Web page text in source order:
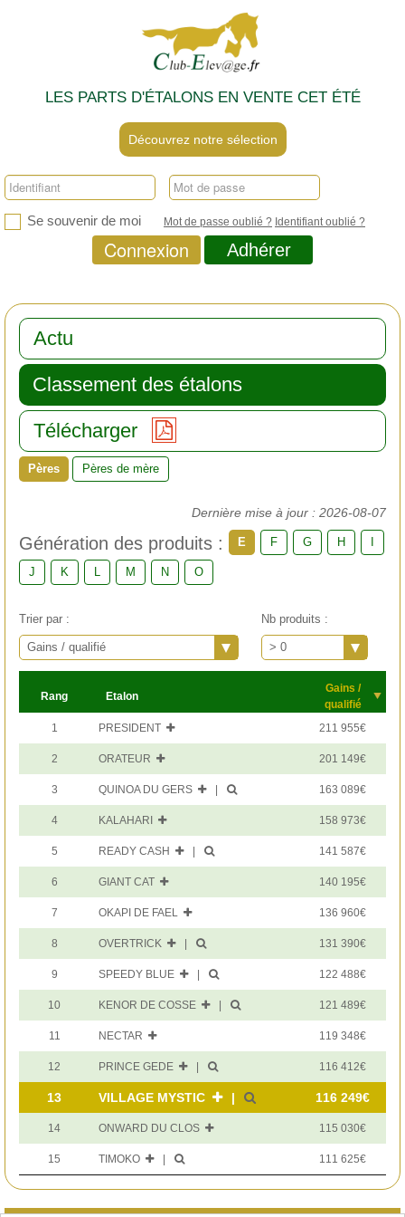
LES PARTS D'ÉTALONS EN VENTE CET ÉTÉ
Découvrez notre sélection
Se souvenir de moi Mot de passe oublié ? Identifiant oublié ?
Connexion Adhérer
Actu
Classement des étalons
Télécharger
Pères Pères de mère
Dernière mise à jour : 2026-08-07
Génération des produits : E F G H
J K L M N O
Trier par :
Gains / qualifié
Nb produits :
> 0
Rang Etalon
Gains /
qualifié
1
PRESIDENT 211 955€
2 ORATEUR 201 149€
3 QUINOA DU GERS 163 089€
4 KALAHARI 158 973€
5 READY CASH 141 587€
6 GIANT CAT 140 195€
7 OKAPI DE FAEL 136 960€
8 OVERTRICK 131 390€
9 SPEEDY BLUE 122 488€
10 KENOR DE COSSE 121 489€
11 NECTAR 119 348€
12 PRINCE GEDE 116 412€
13 VILLAGE MYSTIC | 116 249€
14 ONWARD DU CLOS 115 030€
15 TIMOKO 111 625€
Se souvenir de moi
Mot de passe oublié ? Identifiant oublié ?
Connexion Adhérer gratuitement